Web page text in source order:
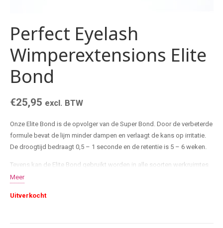
Perfect Eyelash
Wimperextensions Elite
Bond
€25,95 excl. BTW
Onze Elite Bond is de opvolger van de Super Bond. Door de verbeterde
formule bevat de lijm minder dampen en verlaagt de kans op irritatie.
De droogtijd bedraagt 0,5 – 1 seconde en de retentie is 5 – 6 weken.
Tevens kan de Elite Bond gebruikt worden in alle soorten werkruimtes
met luchtvochtigheden van 30 – 70 %.
Meer
Uitverkocht